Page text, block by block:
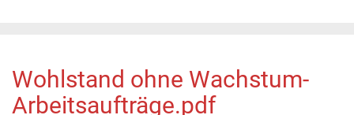
Wohlstand ohne Wachstum-
Arbeitsaufträge.pdf